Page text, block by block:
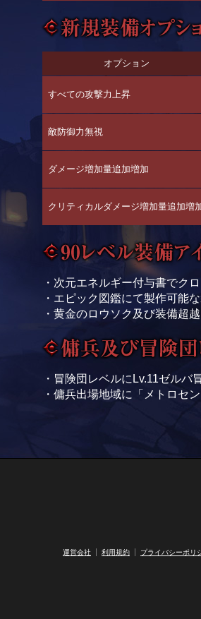
オプション
すべての攻撃力上昇
敵防御力無視
ダメージ増加量追加増加
クリティカルダメージ増加量追加増
・次元エネルギー付与書でク
・エピック図鑑にて製作可能
・黄金のロウソク及び装備超
・冒険団レベルにLv.11ゼルバ
・傭兵出場地域に「メトロセ
運営会社 利用規約 プライバシーポリ